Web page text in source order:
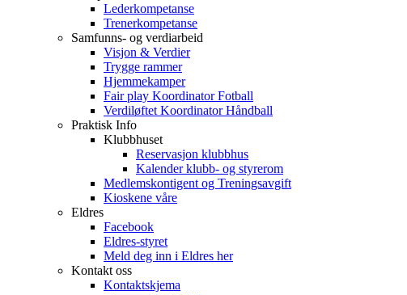
Lederkompetanse
Trenerkompetanse
Samfunns- og verdiarbeid
Visjon & Verdier
Trygge rammer
Hjemmekamper
Fair play Koordinator Fotball
Verdiløftet Koordinator Håndball
Praktisk Info
Klubbhuset
Reservasjon klubbhus
Kalender klubb- og styrerom
Medlemskontigent og Treningsavgift
Kioskene våre
Eldres
Facebook
Eldres-styret
Meld deg inn i Eldres her
Kontakt oss
Kontaktskjema